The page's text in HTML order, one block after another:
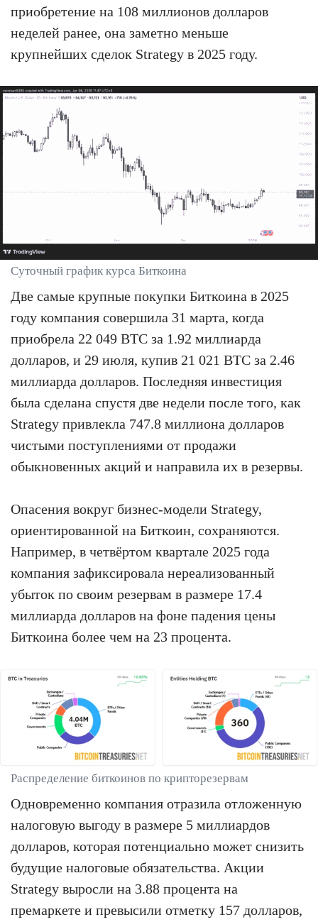
приобретение на 108 миллионов долларов
неделей ранее, она заметно меньше
крупнейших сделок Strategy в 2025 году.
Суточный график курса Биткоина
Две самые крупные покупки Биткоина в 2025
году компания совершила 31 марта, когда
приобрела 22 049 BTC за 1.92 миллиарда
долларов, и 29 июля, купив 21 021 BTC за 2.46
миллиарда долларов. Последняя инвестиция
была сделана спустя две недели после того, как
Strategy привлекла 747.8 миллиона долларов
чистыми поступлениями от продажи
обыкновенных акций и направила их в резервы.
Опасения вокруг бизнес-модели Strategy,
ориентированной на Биткоин, сохраняются.
Например, в четвёртом квартале 2025 года
компания зафиксировала нереализованный
убыток по своим резервам в размере 17.4
миллиарда долларов на фоне падения цены
Биткоина более чем на 23 процента.
Распределение биткоинов по крипторезервам
Одновременно компания отразила отложенную
налоговую выгоду в размере 5 миллиардов
долларов, которая потенциально может снизить
будущие налоговые обязательства. Акции
Strategy выросли на 3.88 процента на
премаркете и превысили отметку 157 долларов,